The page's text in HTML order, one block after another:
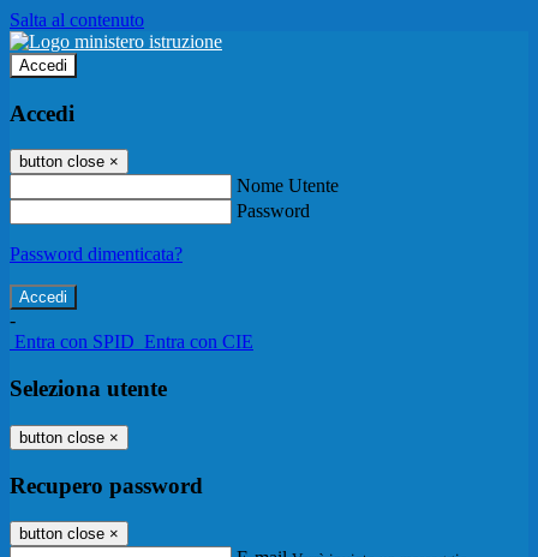
Salta al contenuto
Accedi
Accedi
button close ×
Nome Utente
Password
Password dimenticata?
-
Entra con SPID Entra con CIE
Seleziona utente
button close ×
Recupero password
button close ×